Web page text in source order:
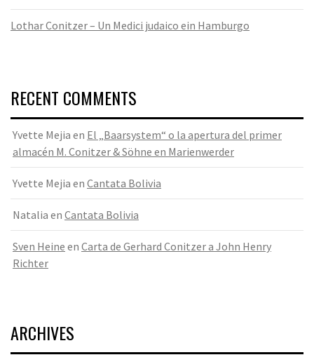
Lothar Conitzer – Un Medici judaico ein Hamburgo
RECENT COMMENTS
Yvette Mejia en El „Baarsystem“ o la apertura del primer
almacén M. Conitzer & Söhne en Marienwerder
Yvette Mejia en Cantata Bolivia
Natalia en Cantata Bolivia
Sven Heine en Carta de Gerhard Conitzer a John Henry
Richter
ARCHIVES